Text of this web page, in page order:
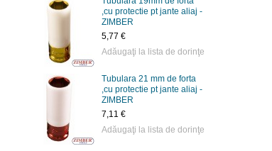
,cu protectie pt jante aliaj -
ZIMBER
5,77 €
Adăugaţi la lista de dorinţe
Tubulara 21 mm de forta
,cu protectie pt jante aliaj -
ZIMBER
7,11 €
Adăugaţi la lista de dorinţe